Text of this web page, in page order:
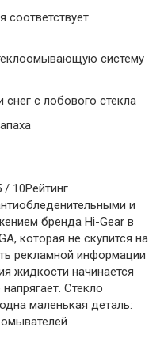
соответствует
систему
снег с лобового стекла
10Рейтинг
и
бренда Hi-Gear в
которая не скупится на
рекламной информации
жидкости начинается
Стекло
маленькая деталь: